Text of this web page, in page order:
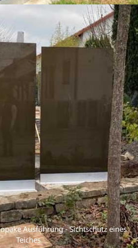
Ausführung - Sichtschutz eines
Teiches